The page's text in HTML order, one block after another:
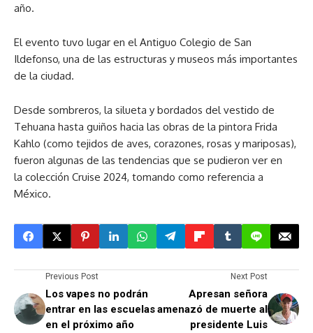
año.
El evento tuvo lugar en el Antiguo Colegio de San
Ildefonso, una de las estructuras y museos más importantes
de la ciudad.
Desde sombreros, la silueta y bordados del vestido de
Tehuana hasta guiños hacia las obras de la pintora Frida
Kahlo (como tejidos de aves, corazones, rosas y mariposas),
fueron algunas de las tendencias que se pudieron ver en
la colección Cruise 2024, tomando como referencia a
México.
Previous Post
Los vapes no podrán
entrar en las escuelas
en el próximo año
Next Post
Apresan señora
amenazó de muerte al
presidente Luis